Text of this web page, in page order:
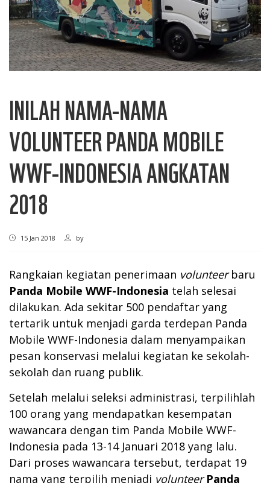
INILAH NAMA-NAMA
VOLUNTEER PANDA MOBILE
WWF-INDONESIA ANGKATAN
2018
15 Jan 2018 by
Rangkaian kegiatan penerimaan volunteerbaru
Panda Mobile WWF-Indonesia telah selesai
dilakukan. Ada sekitar 500 pendaftar yang
tertarik untuk menjadi garda terdepan Panda
Mobile WWF-Indonesia dalam menyampaikan
pesan konservasi melalui kegiatan ke sekolah-
sekolah dan ruang publik.
Setelah melalui seleksi administrasi, terpilihlah
100 orang yang mendapatkan kesempatan
wawancara dengan tim Panda Mobile WWF-
Indonesia pada 13-14 Januari 2018 yang lalu.
Dari proses wawancara tersebut, terdapat 19
nama yang terpilih menjadi volunteerPanda